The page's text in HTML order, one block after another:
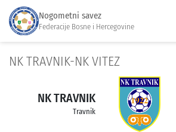
Nogometni savez
Federacije Bosne i Hercegovine
NK TRAVNIK-NK VITEZ
NK TRAVNIK
Travnik